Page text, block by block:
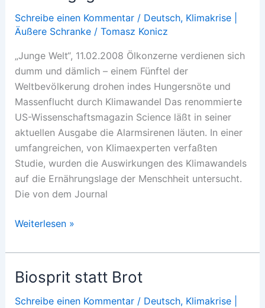
Schreibe einen Kommentar / Deutsch, Klimakrise |
Äußere Schranke/ Tomasz Konicz
„Junge Welt“, 11.02.2008 Ölkonzerne verdienen sich
dumm und dämlich – einem Fünftel der
Weltbevölkerung drohen indes Hungersnöte und
Massenflucht durch Klimawandel Das renommierte
US-Wissenschaftsmagazin Science läßt in seiner
aktuellen Ausgabe die Alarmsirenen läuten. In einer
umfangreichen, von Klimaexperten verfaßten
Studie, wurden die Auswirkungen des Klimawandels
auf die Ernährungslage der Menschheit untersucht.
Die von dem Journal
Profite
die
Welt
Weiterlesen »
Biosprit statt Brot
Schreibe einen Kommentar / Deutsch, Klimakrise |